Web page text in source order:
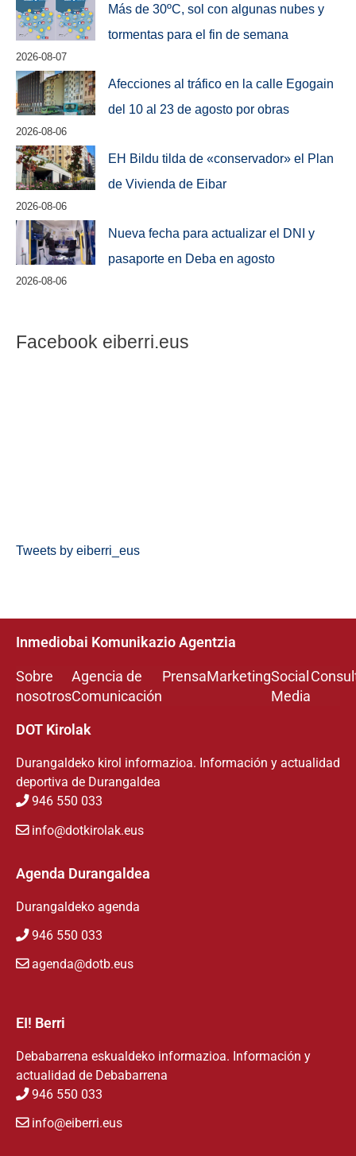
Más de 30ºC, sol con algunas nubes y
tormentas para el fin de semana
2026-08-07
Afecciones al tráfico en la calle Egogain
del 10 al 23 de agosto por obras
2026-08-06
EH Bildu tilda de «conservador» el Plan
de Vivienda de Eibar
2026-08-06
Nueva fecha para actualizar el DNI y
pasaporte en Deba en agosto
2026-08-06
Facebook eiberri.eus
Tweets by eiberri_eus
Inmediobai Komunikazio Agentzia
Sobre
nosotros
Agencia de
Comunicación
PrensaMarketingSocial
Media
DOT Kirolak
Durangaldeko kirol informazioa. Información y actualidad
deportiva de Durangaldea
946 550 033
info@dotkirolak.eus
Agenda Durangaldea
Durangaldeko agenda
946 550 033
agenda@dotb.eus
EI! Berri
Debabarrena eskualdeko informazioa. Información y
actualidad de Debabarrena
946 550 033
info@eiberri.eus